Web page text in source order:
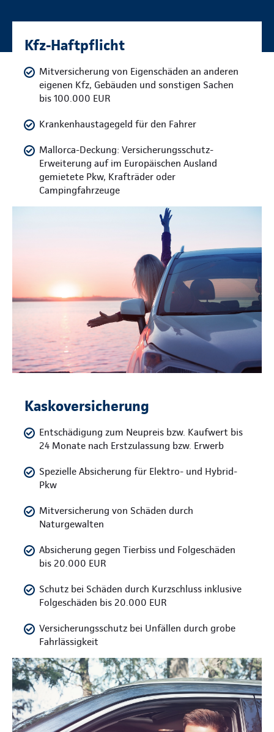
Kfz-Haftpflicht
Mitversicherung von Eigenschäden an anderen
eigenen Kfz, Gebäuden und sonstigen Sachen
bis 100.000 EUR
Krankenhaustagegeld für den Fahrer
Mallorca-Deckung: Versicherungsschutz-
Erweiterung auf im Europäischen Ausland
gemietete Pkw, Krafträder oder
Campingfahrzeuge
Kaskoversicherung
Entschädigung zum Neupreis bzw. Kaufwert bis
24 Monate nach Erstzulassung bzw. Erwerb
Spezielle Absicherung für Elektro- und Hybrid-
Pkw
Mitversicherung von Schäden durch
Naturgewalten
Absicherung gegen Tierbiss und Folgeschäden
bis 20.000 EUR
Schutz bei Schäden durch Kurzschluss inklusive
Folgeschäden bis 20.000 EUR
Versicherungsschutz bei Unfällen durch grobe
Fahrlässigkeit